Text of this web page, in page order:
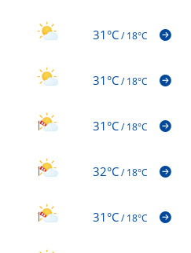
31°C/18°C
31°C/18°C
31°C/18°C
32°C/18°C
31°C/18°C